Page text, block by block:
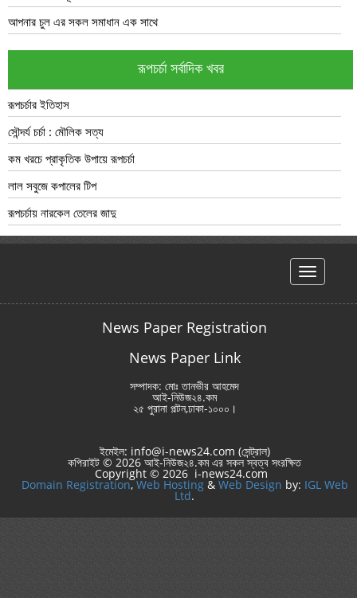
আপনার চুল এর সকল সমাধান এক সাথে
রূপচর্চা সর্বাদিক খবর
রূপচর্চার ইতিহাস
সৌন্দর্য চর্চা : মৌলিক সত্য
কম খরচে প্রাকৃতিক উপায়ে রূপচর্চা
লাল সবুজে কপালের টিপ
রূপচর্চায় নারকেল তেলের জাদু
hello
News Paper Registration
News Paper Link
সম্পাদক: মোঃ তানভীর আহমেদ
আই-নিউজ২৪.কম
২৫ পুরানা পল্টন,ঢাকা-১০০০।
ইমেইল: info@i-news24.com (সেন্ট্রাল)
কপিরাইট © 2026 আই-নিউজ২৪.কম এর সকল স্বত্ব সংরক্ষিত
Copyright © 2026 i-news24.com
Domain Registration,Web Hosting& Web Design by: IGL Web
Ltd.